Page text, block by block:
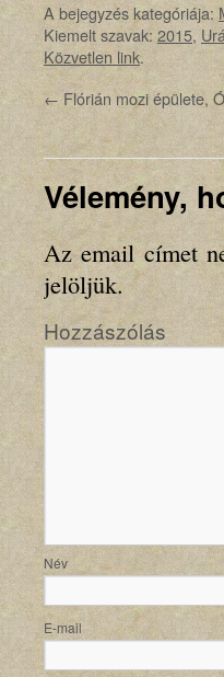
A bejegyzés kategóriája:
Kiemelt szavak: 2015,
Közvetlen link.
←Flórián mozi épülete,
Vélemény,
Az email címet
jelöljük.
Hozzászólás
E-